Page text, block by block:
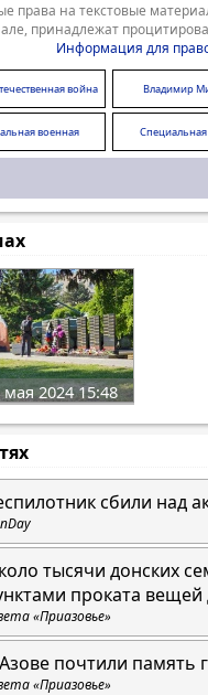
права на текстовые
принадлежат
Информация для
война Владимир
военная
2024 15:48
сбили над
тысячи донских
проката
«Приазовье»
почтили память
«Приазовье»